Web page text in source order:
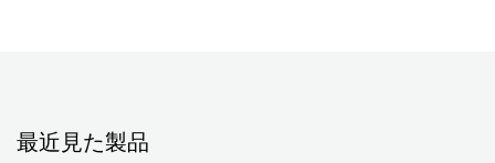
最近見た製品